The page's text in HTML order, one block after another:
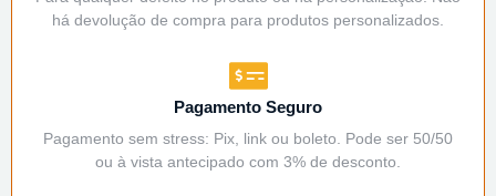
há devolução de compra para produtos personalizados.
Pagamento Seguro
Pagamento sem stress: Pix, link ou boleto. Pode ser 50/50
ou à vista antecipado com 3% de desconto.